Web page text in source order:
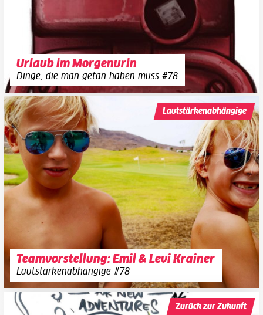
Urlaub im Morgenurin
Dinge, die man getan haben muss #78
Teamvorstellung: Emil & Levi Krainer
Lautstärkenabhängige #78
Lautstärkenabhängige
Zurück zur Zukunft